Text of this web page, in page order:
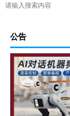
公告